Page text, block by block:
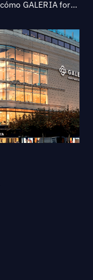
De las reseñas al alcance: cómo GALERIA fortaleció su presencia de marca a nivel local y digital